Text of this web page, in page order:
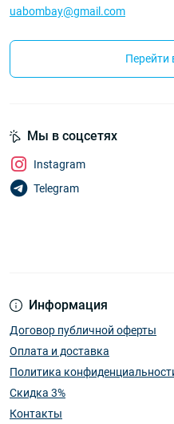
uabombay@gmail.com
Перейти
Информация
Договор публичной оферты
Оплата и доставка
Политика
Скидка 3%
Контакты
Мы в соцсетях
Instagram
Telegram